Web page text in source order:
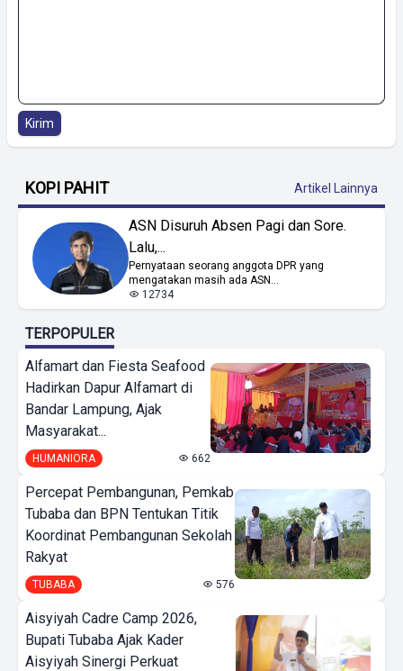
Kirim
KOPI PAHIT Artikel Lainnya
ASN Disuruh Absen Pagi dan Sore.
Lalu,...
Pernyataan seorang anggota DPR yang
mengatakan masih ada ASN...
12734
TERPOPULER
Alfamart dan Fiesta Seafood
Hadirkan Dapur Alfamart di
Bandar Lampung, Ajak
Masyarakat...
HUMANIORA 662
Percepat Pembangunan, Pemkab
Tubaba dan BPN Tentukan Titik
Koordinat Pembangunan Sekolah
Rakyat
TUBABA 576
Aisyiyah Cadre Camp 2026,
Bupati Tubaba Ajak Kader
Aisyiyah Sinergi Perkuat